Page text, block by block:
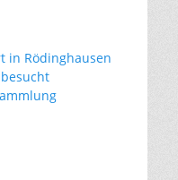
in Rödinghausen